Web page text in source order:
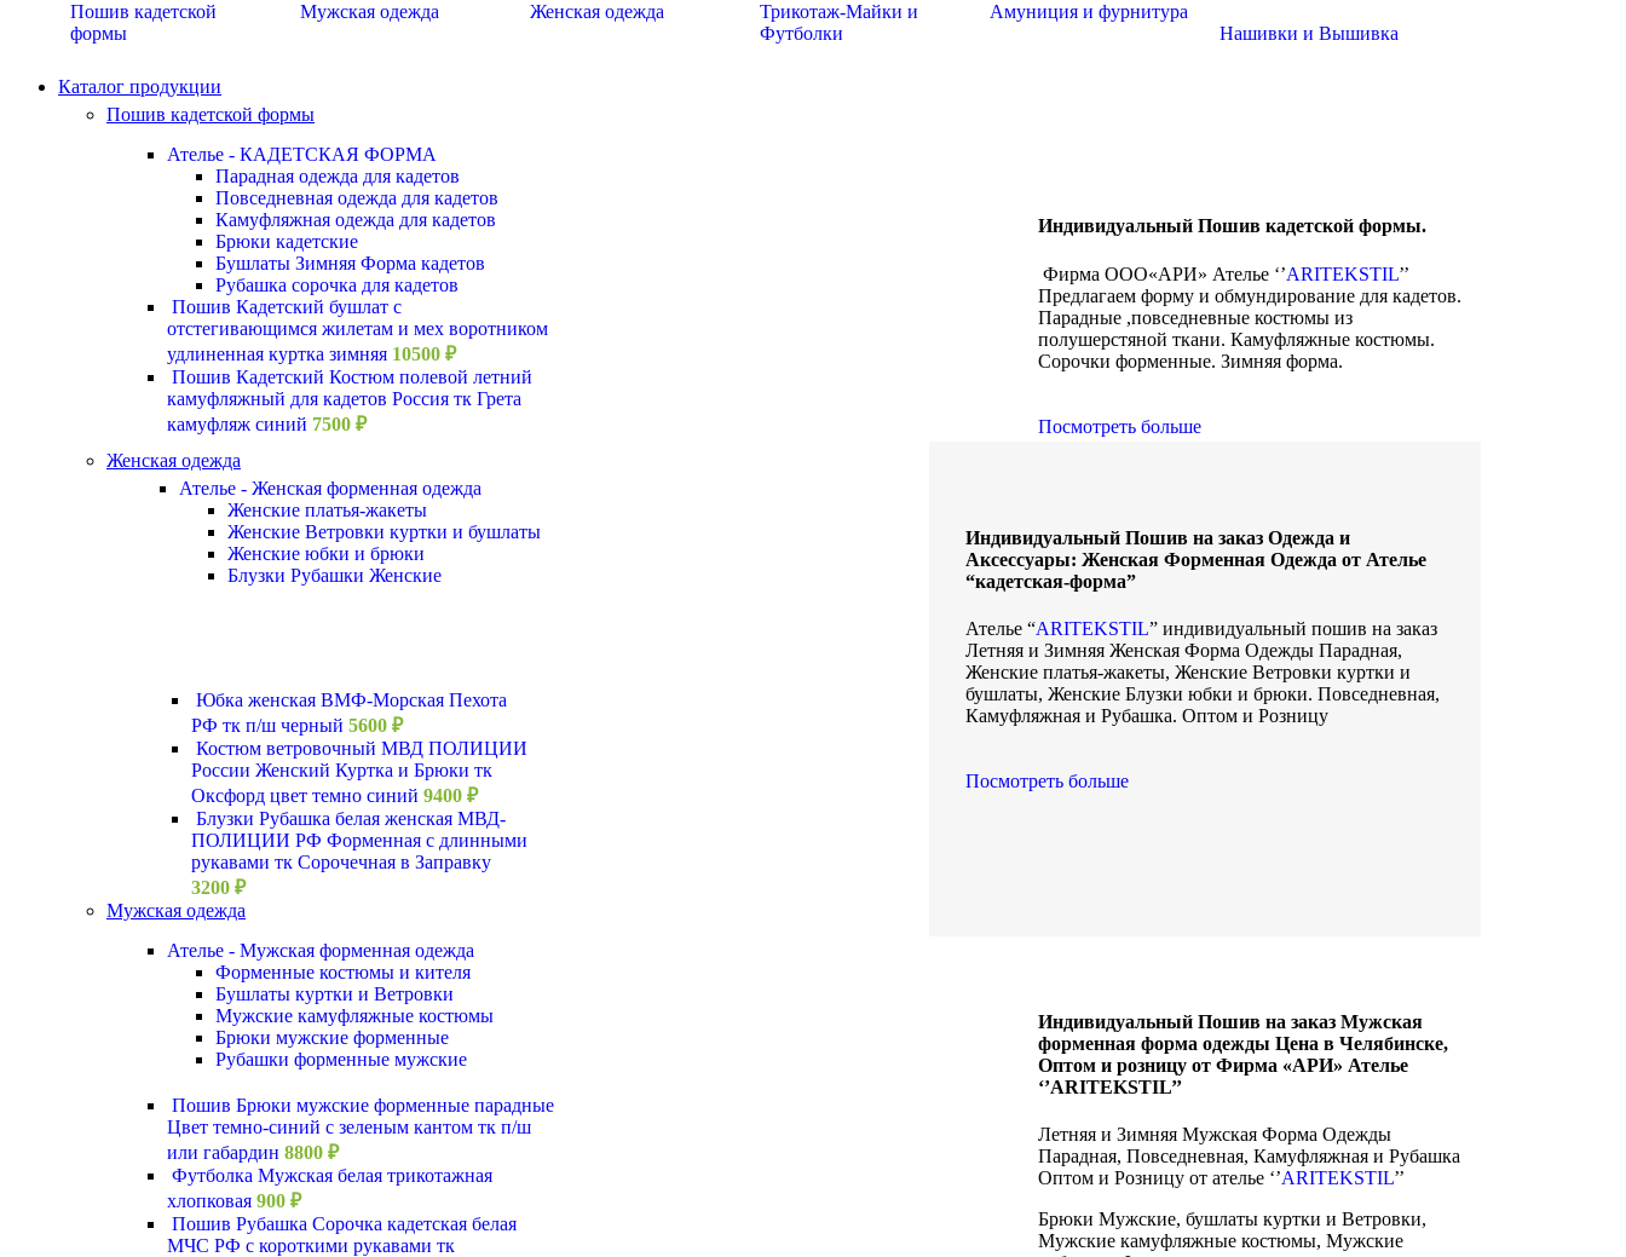
Пошив кадетской
формы
Мужская одежда Женская одежда
Трикотаж-Майки и
Футболки
Амуниция и фурнитура
Нашивки и Вышивка
Каталог продукции
Пошив кадетской формы
Ателье - КАДЕТСКАЯ ФОРМА
Парадная одежда для кадетов
Повседневная одежда для кадетов
Камуфляжная одежда для кадетов
Брюки кадетские
Бушлаты Зимняя Форма кадетов
Рубашка сорочка для кадетов
Пошив Кадетский бушлат с
отстегивающимся жилетам и мех воротником
удлиненная куртка зимняя 10500 ₽
Пошив Кадетский Костюм полевой летний
камуфляжный для кадетов Россия тк Грета
камуфляж синий 7500 ₽
Индивидуальный Пошив кадетской формы.
Фирма ООО«АРИ» Ателье ‘’ARITEKSTIL’’
Предлагаем форму и обмундирование для кадетов.
Парадные ,повседневные костюмы из
полушерстяной ткани. Камуфляжные костюмы.
Сорочки форменные. Зимняя форма.
Посмотреть больше
Женская одежда
Ателье - Женская форменная одежда
Женские платья-жакеты
Женские Ветровки куртки и бушлаты
Женские юбки и брюки
Блузки Рубашки Женские
Юбка женская ВМФ-Морская Пехота
РФ тк п/ш черный 5600 ₽
Костюм ветровочный МВД ПОЛИЦИИ
России Женский Куртка и Брюки тк
Оксфорд цвет темно синий 9400 ₽
Блузки Рубашка белая женская МВД-
ПОЛИЦИИ РФ Форменная с длинными
рукавами тк Сорочечная в Заправку
3200 ₽
Индивидуальный Пошив на заказ Одежда и
Аксессуары: Женская Форменная Одежда от Ателье
“кадетская-форма”
Ателье “ARITEKSTIL” индивидуальный пошив на заказ
Летняя и Зимняя Женская Форма Одежды Парадная,
Женские платья-жакеты, Женские Ветровки куртки и
бушлаты, Женские Блузки юбки и брюки. Повседневная,
Камуфляжная и Рубашка. Оптом и Розницу
Посмотреть больше
Мужская одежда
Ателье - Мужская форменная одежда
Форменные костюмы и кителя
Бушлаты куртки и Ветровки
Мужские камуфляжные костюмы
Брюки мужские форменные
Рубашки форменные мужские
Пошив Брюки мужские форменные парадные
Цвет темно-синий с зеленым кантом тк п/ш
или габардин 8800 ₽
Футболка Мужская белая трикотажная
хлопковая 900 ₽
Пошив Рубашка Сорочка кадетская белая
МЧС РФ с короткими рукавами тк
Индивидуальный Пошив на заказ Мужская
форменная форма одежды Цена в Челябинске,
Оптом и розницу от Фирма «АРИ» Ателье
‘’ARITEKSTIL’’
Летняя и Зимняя Мужская Форма Одежды
Парадная, Повседневная, Камуфляжная и Рубашка
Оптом и Розницу от ателье ‘’ARITEKSTIL’’
Брюки Мужские, бушлаты куртки и Ветровки,
Мужские камуфляжные костюмы, Мужские